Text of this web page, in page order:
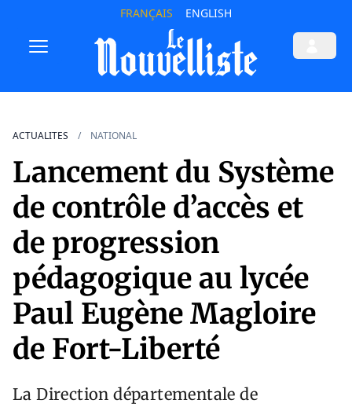
FRANÇAIS ENGLISH
ACTUALITES NATIONAL
Lancement du Système
de contrôle d’accès et
de progression
pédagogique au lycée
Paul Eugène Magloire
de Fort-Liberté
La Direction départementale de